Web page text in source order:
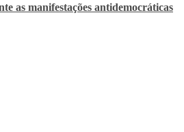
as manifestações antidemocráticas